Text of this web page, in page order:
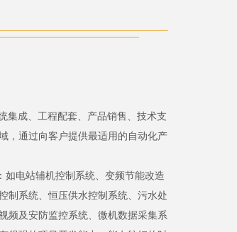
集成、工程配套、产品销售、技术支
，通过向客户提供最适用的自动化产
电站辅机控制系统、变频节能改造
制系统、恒压供水控制系统、污水处
频及安防监控系统、微机数据采集系